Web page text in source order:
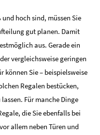
hoch sind, müssen Sie
gut planen. Damit
aus. Gerade ein
vergleichsweise geringen
können Sie – beispielsweise
Regalen bestücken,
Für manche Dinge
die Sie ebenfalls bei
allem neben Türen und